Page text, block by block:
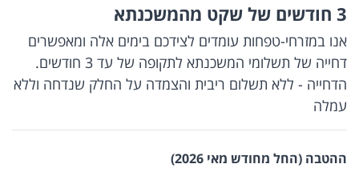
3 חודשים של שקט מהמשכנתא
אנו במזרחי-טפחות עומדים לצידכם בימים אלה ומאפשרים
דחייה של תשלומי המשכנתא לתקופה של עד 3 חודשים.
הדחייה - ללא תשלום ריבית והצמדה על החלק שנדחה וללא
עמלה
ההטבה (החל מחודש מאי 2026)